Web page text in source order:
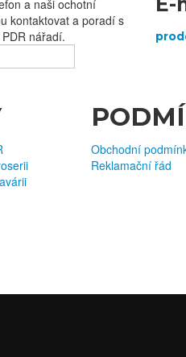
a naši ochotní
kontaktovat a poradí s
nářadí.
Obchodní
Reklamační řád